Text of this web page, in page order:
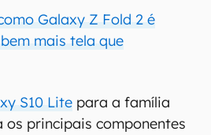
Galaxy Z Fold 2 é
mais tela que
S10 Lite para a família
os principais componentes